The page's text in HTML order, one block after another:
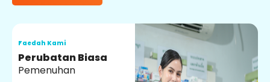
Faedah Kami
Perubatan Biasa
Pemenuhan